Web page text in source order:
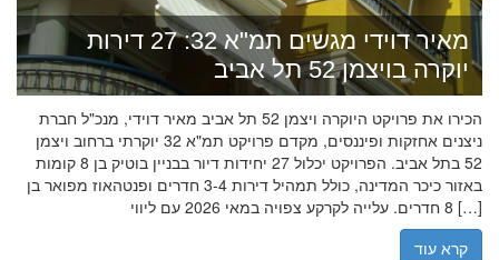
מאיר דוידי מגשים תמ"א 32: 27 דירות
יוקרה בויצמן 52 תל אביב
הכירו את פרויקט היוקרה ויצמן 52 תל אביב מאיר דוידי, מנכ"ל חברת
ניצנים אחזקות ופיננסים, מקדם פרויקט תמ"א 32 יוקרתי ברחוב ויצמן
52 בתל אביב. הפרויקט יכלול 27 יחידות דיור בבניין בוטיק בן 8 קומות
באזור כיכר המדינה, כולל תמהיל דירות 3-4 חדרים ופנטהאוז מפואר בן
8 חדרים. עלייה לקרקע צפויה במאי 2026 עם ליווי […]
קרא עוד